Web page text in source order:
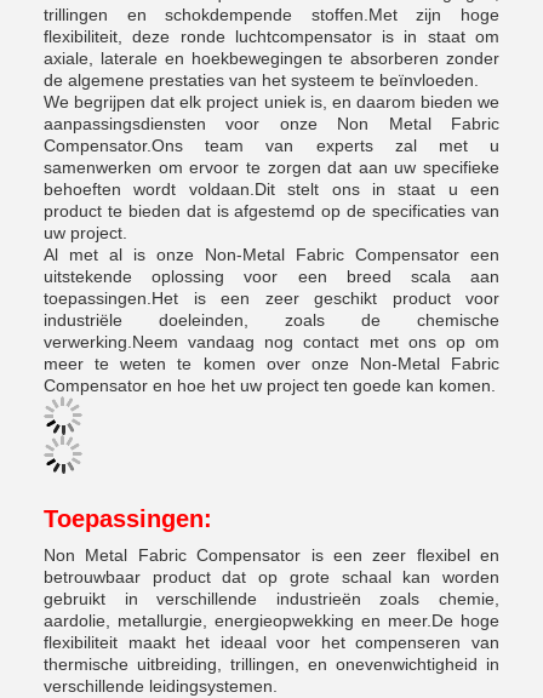
trillingen en schokdempende stoffen.Met zijn hoge
flexibiliteit, deze ronde luchtcompensator is in staat om
axiale, laterale en hoekbewegingen te absorberen zonder
de algemene prestaties van het systeem te beïnvloeden.
We begrijpen dat elk project uniek is, en daarom bieden we
aanpassingsdiensten voor onze Non Metal Fabric
Compensator.Ons team van experts zal met u
samenwerken om ervoor te zorgen dat aan uw specifieke
behoeften wordt voldaan.Dit stelt ons in staat u een
product te bieden dat is afgestemd op de specificaties van
uw project.
Al met al is onze Non-Metal Fabric Compensator een
uitstekende oplossing voor een breed scala aan
toepassingen.Het is een zeer geschikt product voor
industriële doeleinden, zoals de chemische
verwerking.Neem vandaag nog contact met ons op om
meer te weten te komen over onze Non-Metal Fabric
Compensator en hoe het uw project ten goede kan komen.
Toepassingen:
Non Metal Fabric Compensator is een zeer flexibel en
betrouwbaar product dat op grote schaal kan worden
gebruikt in verschillende industrieën zoals chemie,
aardolie, metallurgie, energieopwekking en meer.De hoge
flexibiliteit maakt het ideaal voor het compenseren van
thermische uitbreiding, trillingen, en onevenwichtigheid in
verschillende leidingsystemen.